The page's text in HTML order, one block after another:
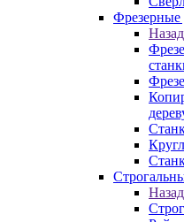
Фрезерные
Назад
Назад